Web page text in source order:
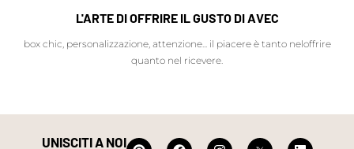
L'ARTE DI OFFRIRE IL GUSTO DI AVEC
box chic, personalizzazione, attenzione... il piacere è tanto neloffrire
quanto nel ricevere.
UNISCITI A NOI